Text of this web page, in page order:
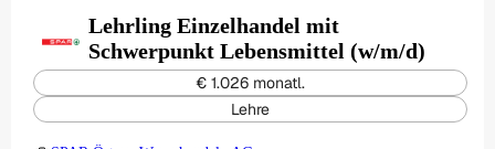
Lehrling Einzelhandel mit
Schwerpunkt Lebensmittel (w/m/d)
€ 1.026 monatl.
Lehre